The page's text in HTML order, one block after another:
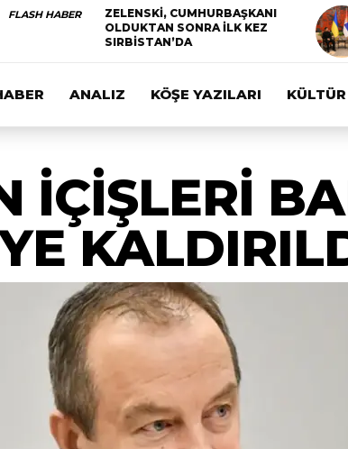
FLASH HABER
ZELENSKİ, CUMHURBAŞKANI
OLDUKTAN SONRA İLK KEZ
SIRBİSTAN’DA
ANALIZ KÖŞE YAZILARI KÜLTÜR
İÇİŞLERİ